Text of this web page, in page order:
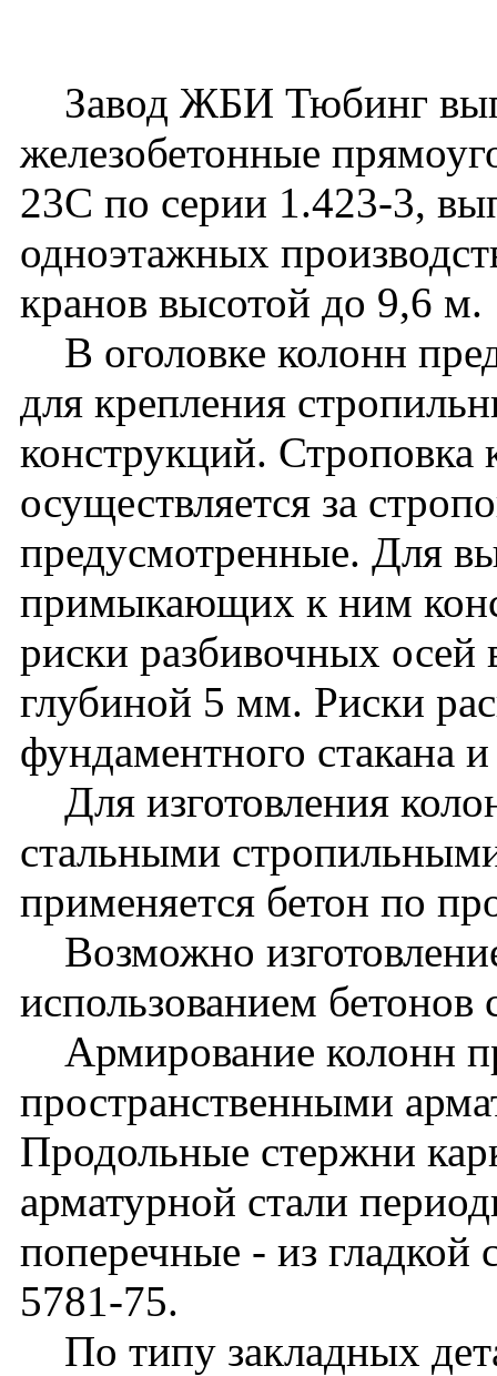
Завод ЖБИ Тюбинг
железобетонные
23C по серии 1.423-3,
одноэтажных
кранов высотой до 9,6 м.
В оголовке колонн
для крепления
конструкций. Строповка
осуществляется за
предусмотренные. Для
примыкающих к ним
риски разбивочных осей
глубиной 5 мм. Риски
фундаментного стакана
Для изготовления
стальными
применяется бетон по
Возможно
использованием
Армирование колонн
пространственными
Продольные стержни
арматурной стали
поперечные - из
5781-75.
По типу закладных